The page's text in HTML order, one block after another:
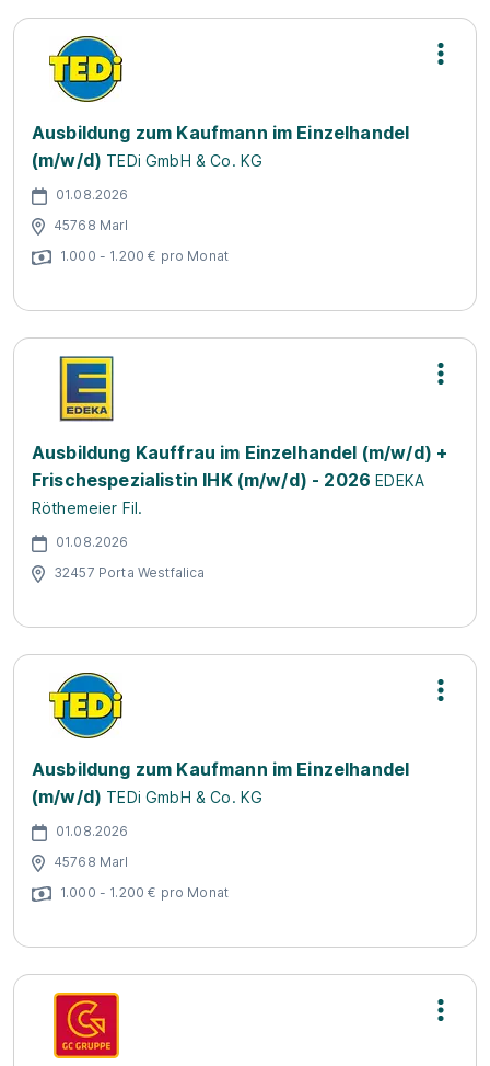
Ausbildung zum Kaufmann im Einzelhandel
(m/w/d) TEDi GmbH & Co. KG
01.08.2026
45768 Marl
1.000 - 1.200 € pro Monat
Ausbildung Kauffrau im Einzelhandel (m/w/d) +
Frischespezialistin IHK (m/w/d) - 2026 EDEKA
Röthemeier Fil.
01.08.2026
32457 Porta Westfalica
Ausbildung zum Kaufmann im Einzelhandel
(m/w/d) TEDi GmbH & Co. KG
01.08.2026
45768 Marl
1.000 - 1.200 € pro Monat